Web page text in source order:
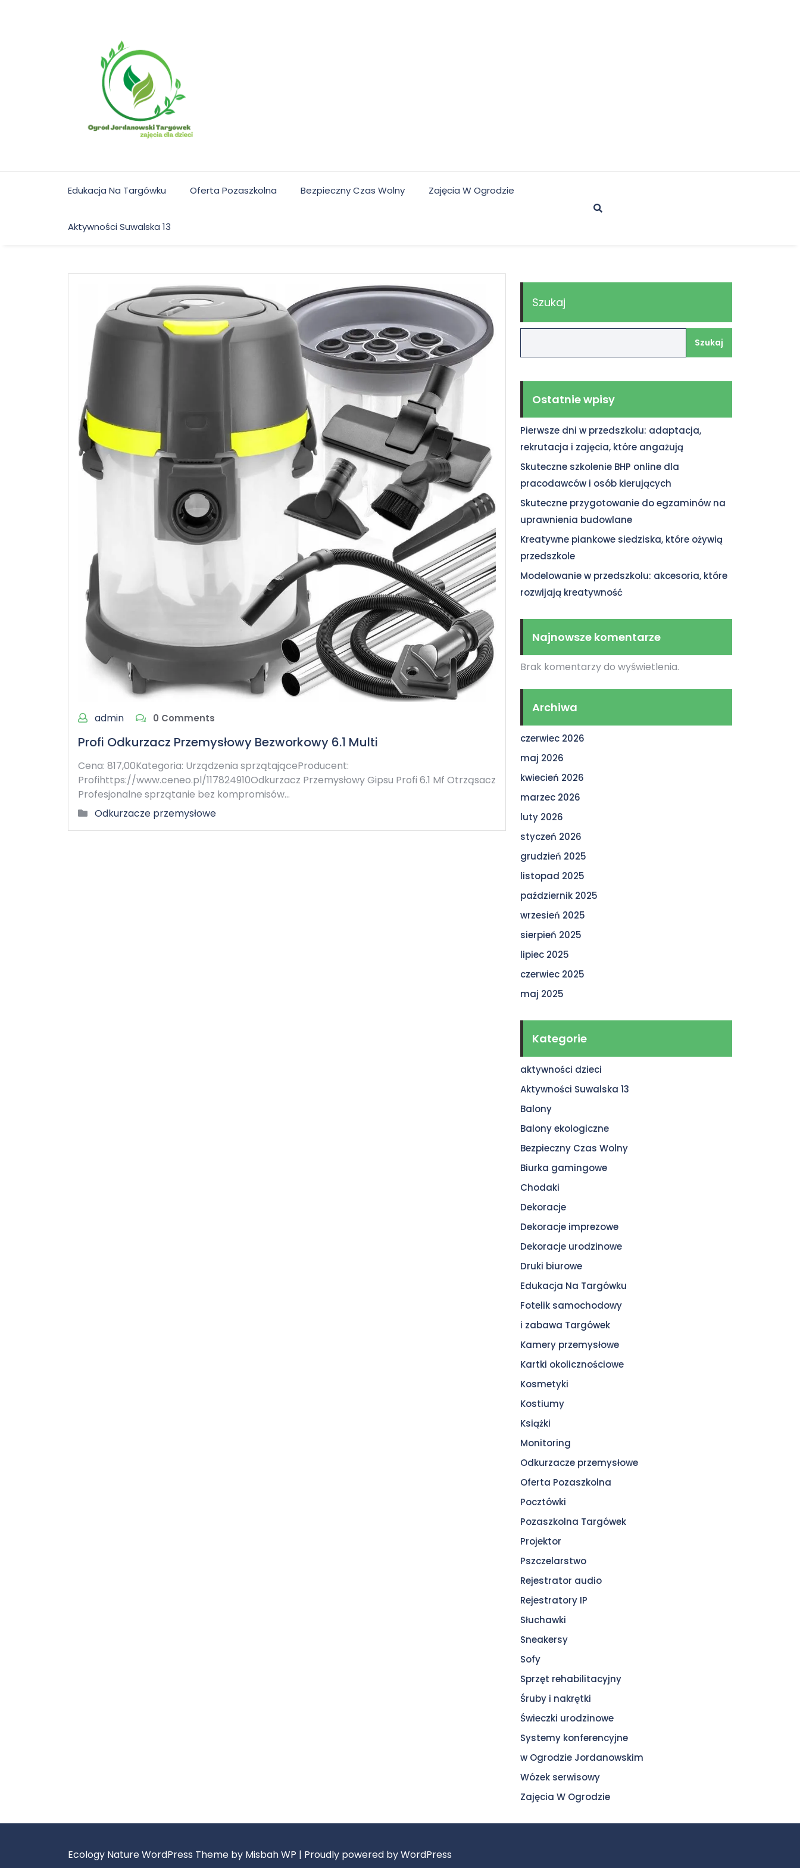
Edukacja Na Targówku Oferta Pozaszkolna Bezpieczny Czas Wolny Zajęcia W Ogrodzie
Aktywności Suwalska 13
admin 0 Comments
Profi Odkurzacz Przemysłowy Bezworkowy 6.1 Multi
Cena: 817,00Kategoria: Urządzenia sprzątająceProducent:
Profihttps://www.ceneo.pl/117824910Odkurzacz Przemysłowy Gipsu Profi 6.1 Mf Otrząsacz
Profesjonalne sprzątanie bez kompromisów…
Odkurzacze przemysłowe
Szukaj
Szukaj
Ostatnie wpisy
Pierwsze dni w przedszkolu: adaptacja,
rekrutacja i zajęcia, które angażują
Skuteczne szkolenie BHP online dla
pracodawców i osób kierujących
Skuteczne przygotowanie do egzaminów na
uprawnienia budowlane
Kreatywne piankowe siedziska, które ożywią
przedszkole
Modelowanie w przedszkolu: akcesoria, które
rozwijają kreatywność
Najnowsze komentarze
Brak komentarzy do wyświetlenia.
Archiwa
czerwiec 2026
maj 2026
kwiecień 2026
marzec 2026
luty 2026
styczeń 2026
grudzień 2025
listopad 2025
październik 2025
wrzesień 2025
sierpień 2025
lipiec 2025
czerwiec 2025
maj 2025
Kategorie
aktywności dzieci
Aktywności Suwalska 13
Balony
Balony ekologiczne
Bezpieczny Czas Wolny
Biurka gamingowe
Chodaki
Dekoracje
Dekoracje imprezowe
Dekoracje urodzinowe
Druki biurowe
Edukacja Na Targówku
Fotelik samochodowy
i zabawa Targówek
Kamery przemysłowe
Kartki okolicznościowe
Kosmetyki
Kostiumy
Książki
Monitoring
Odkurzacze przemysłowe
Oferta Pozaszkolna
Pocztówki
Pozaszkolna Targówek
Projektor
Pszczelarstwo
Rejestrator audio
Rejestratory IP
Słuchawki
Sneakersy
Sofy
Sprzęt rehabilitacyjny
Śruby i nakrętki
Świeczki urodzinowe
Systemy konferencyjne
w Ogrodzie Jordanowskim
Wózek serwisowy
Zajęcia W Ogrodzie
Ecology Nature WordPress Theme by Misbah WP | Proudly powered by WordPress